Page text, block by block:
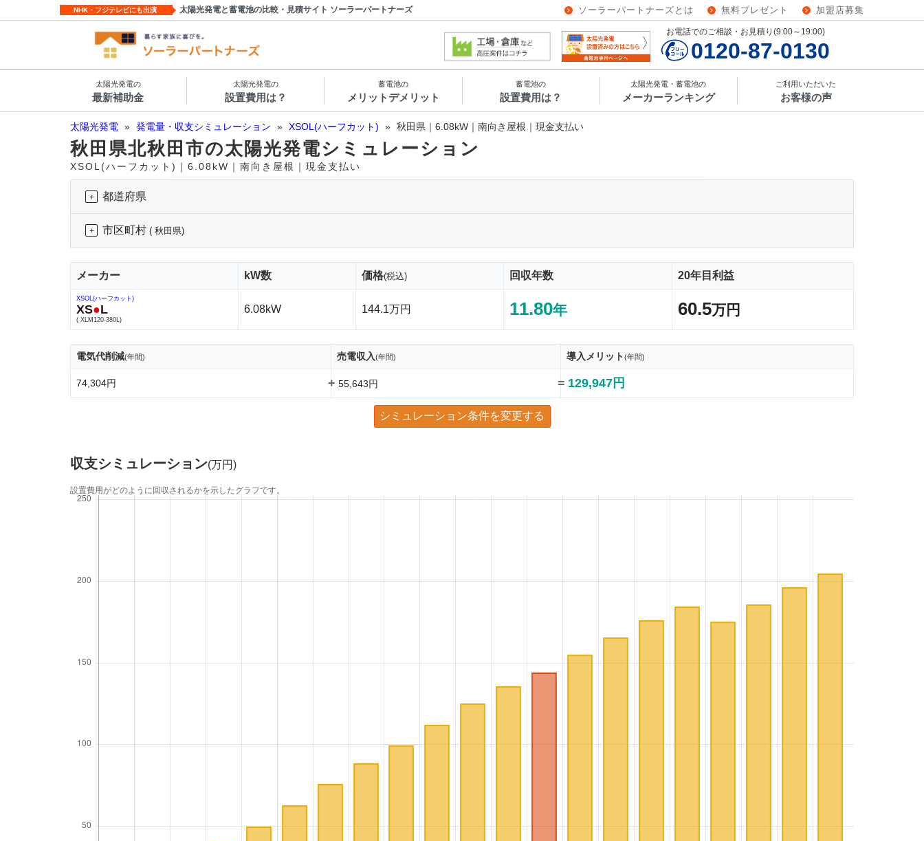
NHK・フジテレビにも出演 太陽光発電と蓄電池の比較・見積サイト ソーラーパートナーズ ソーラーパートナーズとは 無料プレゼント 加盟店募集
お電話でのご相談・お見積り(9:00～19:00)
0120-87-0130
太陽光発電の
最新補助金
太陽光発電の
設置費用は？
蓄電池の
メリットデメリット
蓄電池の
設置費用は？
太陽光発電・蓄電池の
メーカーランキング
ご利用いただいた
お客様の声
太陽光発電 » 発電量・収支シミュレーション » XSOL(ハーフカット) » 秋田県｜6.08kW｜南向き屋根｜現金支払い
秋田県北秋田市の太陽光発電シミュレーション
XSOL(ハーフカット)｜6.08kW｜南向き屋根｜現金支払い
都道府県
市区町村 ( 秋田県)
メーカー kW数 価格(税込) 回収年数 20年目利益
XSOL(ハーフカット)
XS●L
( XLM120-380L)
6.08kW 144.1万円 11.80年 60.5万円
電気代削減(年間) 売電収入(年間) 導入メリット(年間)
74,304円 + 55,643円 = 129,947円
シミュレーション条件を変更する
収支シミュレーション(万円)
設置費用がどのように回収されるかを示したグラフです。